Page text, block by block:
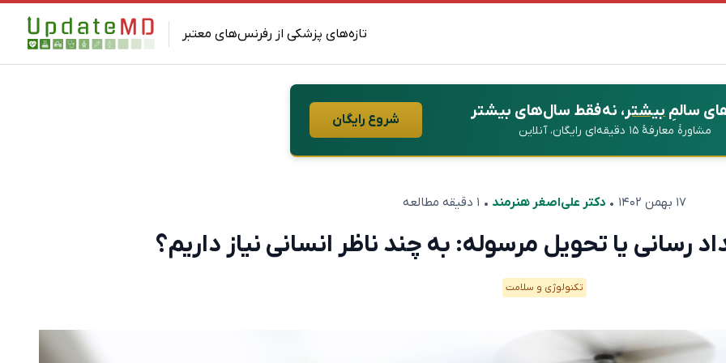
تازه‌های پزشکی از رفرنس‌های معتبر
سالمِبیشتر، نه فقط سال‌های بیشتر
مشاورهٔ معارفهٔ ۱۵ دقیقه‌ای رایگان، آنلاین
شروع رایگان
۱۷ بهمن ۱۴۰۲ • دکتر علی‌اصغر هنرمند • ۱ دقیقه مطالعه
رسانی یا تحویل مرسوله: به چند ناظر انسانی نیاز داریم؟
تکنولوژی و سلامت